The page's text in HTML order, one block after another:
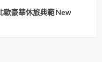
歐豪華休旅典範 New